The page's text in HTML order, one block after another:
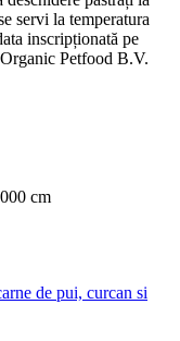
servi la temperatura
inscripționată pe
Petfood B.V.
cm